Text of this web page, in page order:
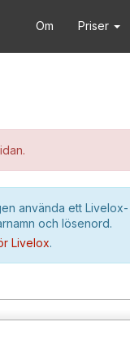
Om Priser
använda ett Livelox-
och lösenord.
Livelox.